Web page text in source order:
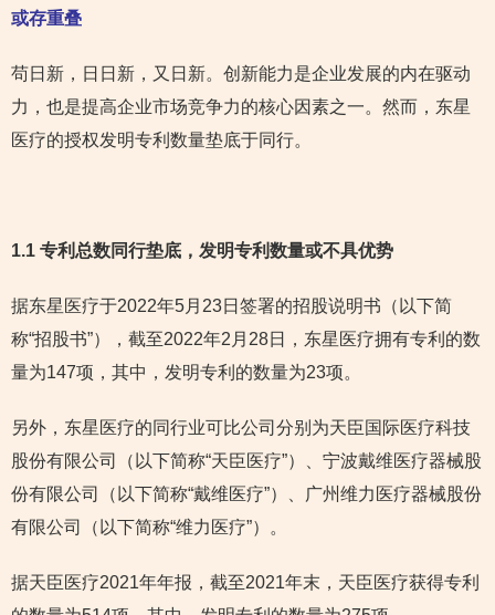
或存重叠
苟日新，日日新，又日新。创新能力是企业发展的内在驱动
力，也是提高企业市场竞争力的核心因素之一。然而，东星
医疗的授权发明专利数量垫底于同行。
1.1 专利总数同行垫底，发明专利数量或不具优势
据东星医疗于2022年5月23日签署的招股说明书（以下简
称“招股书”），截至2022年2月28日，东星医疗拥有专利的数
量为147项，其中，发明专利的数量为23项。
另外，东星医疗的同行业可比公司分别为天臣国际医疗科技
股份有限公司（以下简称“天臣医疗”）、宁波戴维医疗器械股
份有限公司（以下简称“戴维医疗”）、广州维力医疗器械股份
有限公司（以下简称“维力医疗”）。
据天臣医疗2021年年报，截至2021年末，天臣医疗获得专利